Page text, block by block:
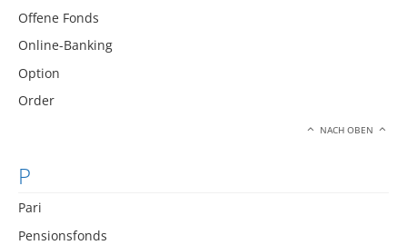
Offene Fonds
Online-Banking
Option
Order
NACH OBEN
P
Pari
Pensionsfonds